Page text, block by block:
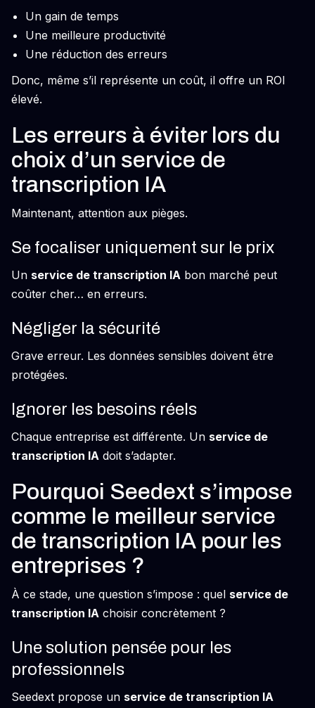
Un gain de temps
Une meilleure productivité
Une réduction des erreurs
Donc, même s’il représente un coût, il offre un ROI
élevé.
Les erreurs à éviter lors du
choix d’un service de
transcription IA
Maintenant, attention aux pièges.
Se focaliser uniquement sur le prix
Un service de transcription IA bon marché peut
coûter cher… en erreurs.
Négliger la sécurité
Grave erreur. Les données sensibles doivent être
protégées.
Ignorer les besoins réels
Chaque entreprise est différente. Un service de
transcription IA doit s’adapter.
Pourquoi Seedext s’impose
comme le meilleur service
de transcription IA pour les
entreprises ?
À ce stade, une question s’impose : quel service de
transcription IA choisir concrètement ?
Une solution pensée pour les
professionnels
Seedext propose un service de transcription IA